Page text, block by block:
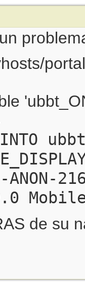
INTO
de su